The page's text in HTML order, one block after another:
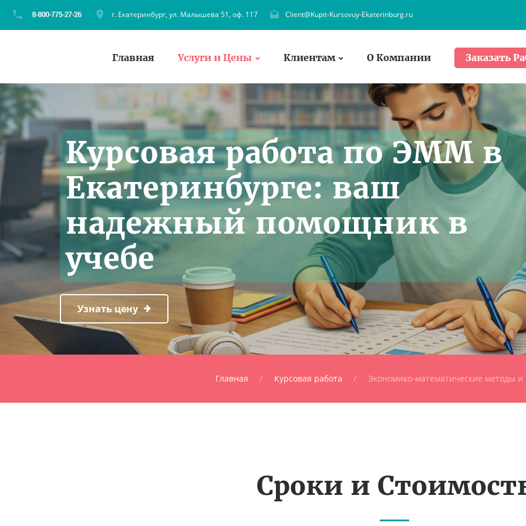
г. Екатеринбург, ул. Малышева 51, оф. 117 Client@Kupit-Kursovuy-Ekaterinburg.ru
Главная Услуги и Цены Клиентам О Компании Заказать
Курсовая работа по ЭММ в
Екатеринбурге: ваш
надежный помощник в
учебе
Узнать цену
Главная Курсовая работа Экономико-математические методы
Сроки и